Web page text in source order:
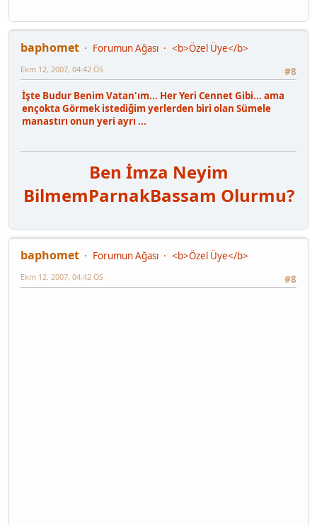
baphomet Forumun Ağası
<b>Özel Üye</b>
#8
Ekm 12, 2007, 04:42 ÖS
İşte Budur Benim Vatan'ım... Her Yeri Cennet Gibi... ama
ençokta Görmek istediğim yerlerden biri olan Sümele
manastırı onun yeri ayrı ...
Ben İmza Neyim
BilmemParnakBassam Olurmu?
baphomet Forumun Ağası
<b>Özel Üye</b>
#8
Ekm 12, 2007, 04:42 ÖS